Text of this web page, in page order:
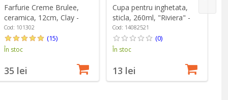
Farfurie Creme Brulee,
ceramica, 12cm, Clay -
Emile Henry
Cod: 101302
(15)
În stoc
35 lei
Cupa pentru inghetata,
sticla, 260ml, "Riviera" -
Borgonovo
Cod: 14082521
(0)
În stoc
13 lei